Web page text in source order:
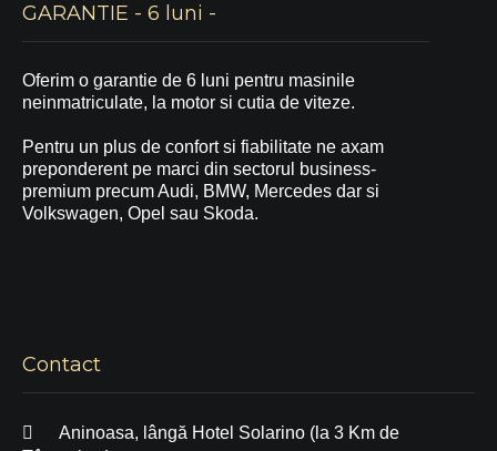
GARANTIE - 6 luni -
Oferim o garantie de 6 luni pentru masinile
neinmatriculate, la motor si cutia de viteze.
Pentru un plus de confort si fiabilitate ne axam
preponderent pe marci din sectorul business-
premium precum Audi, BMW, Mercedes dar si
Volkswagen, Opel sau Skoda.
Contact
Aninoasa, lângă Hotel Solarino (la 3 Km de